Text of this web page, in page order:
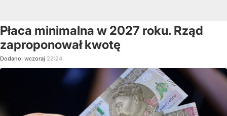
Płaca minimalna w 2027 roku. Rząd
zaproponował kwotę
Dodano: wczoraj 22:24